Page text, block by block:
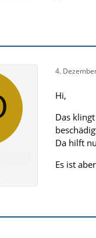
4.
Hi,
Das
Da hilft
Es ist